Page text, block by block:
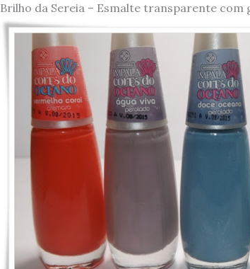
Brilho da Sereia – Esmalte transparente com